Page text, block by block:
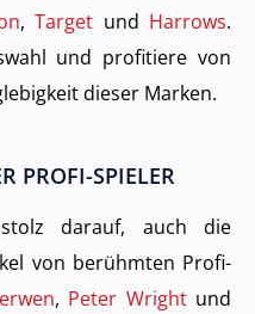
,Target und Harrows.
und profitiere von
dieser Marken.
PROFI-SPIELER
darauf, auch die
von berühmten Profi-
, Peter Wrightund